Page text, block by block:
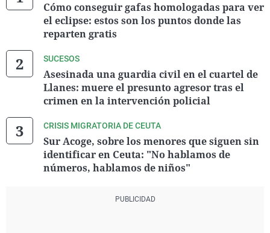
Cómo conseguir gafas homologadas para ver
el eclipse: estos son los puntos donde las
reparten gratis
SUCESOS
Asesinada una guardia civil en el cuartel de
Llanes: muere el presunto agresor tras el
crimen en la intervención policial
CRISIS MIGRATORIA DE CEUTA
Sur Acoge, sobre los menores que siguen sin
identificar en Ceuta: "No hablamos de
números, hablamos de niños"